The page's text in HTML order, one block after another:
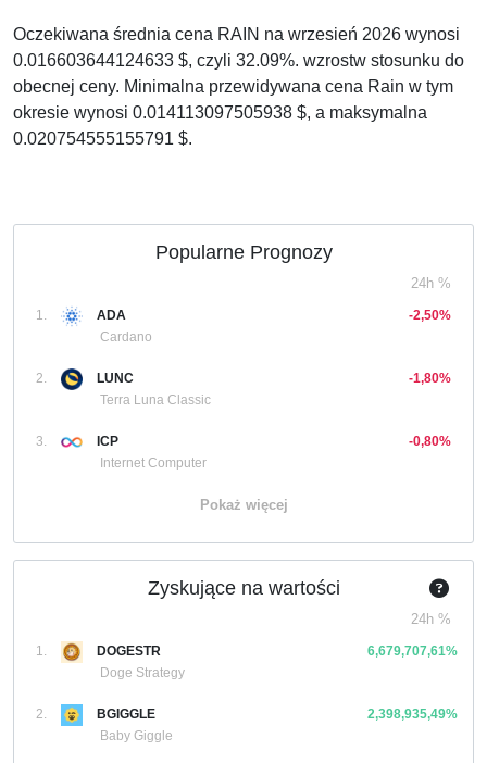
Oczekiwana średnia cena RAIN na wrzesień 2026 wynosi
0.016603644124633 $, czyli 32.09%. wzrostw stosunku do
obecnej ceny. Minimalna przewidywana cena Rain w tym
okresie wynosi 0.014113097505938 $, a maksymalna
0.020754555155791 $.
Popularne Prognozy
24h %
1.
ADA
Cardano
-2,50%
2.
LUNC
Terra Luna Classic
-1,80%
3.
ICP
Internet Computer
-0,80%
Pokaż więcej
Zyskujące na wartości
24h %
1.
DOGESTR
Doge Strategy
6,679,707,61%
2.
BGIGGLE
Baby Giggle
2,398,935,49%